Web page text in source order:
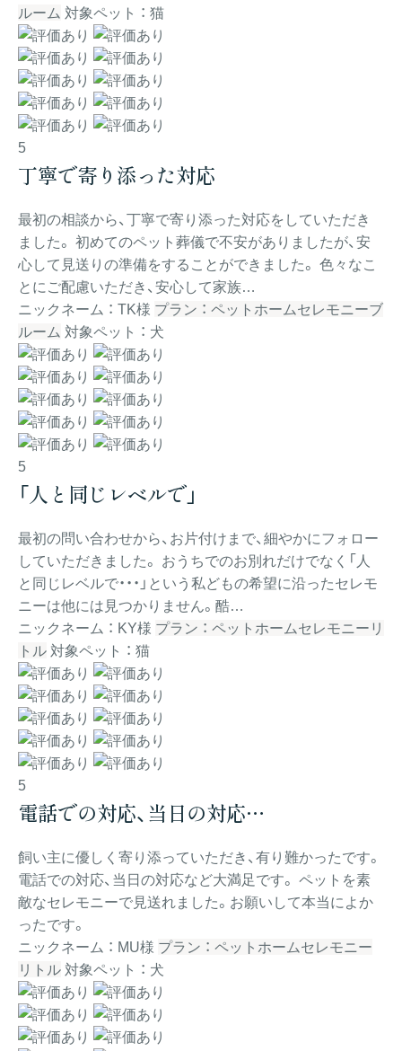
ルーム 対象ペット ： 猫
5
丁寧で寄り添った対応
最初の相談から、丁寧で寄り添った対応をしていただき
ました。 初めてのペット葬儀で不安がありましたが、安
心して見送りの準備をすることができました。 色々なこ
とにご配慮いただき、安心して家族…
ニックネーム ： TK様 プラン ： ペットホームセレモニーブ
ルーム 対象ペット ： 犬
5
「人と同じレベルで」
最初の問い合わせから、お片付けまで、細やかにフォロー
していただきました。 おうちでのお別れだけでなく「人
と同じレベルで・・・」という私どもの希望に沿ったセレモ
ニーは他には見つかりません。酷…
ニックネーム ： KY様 プラン ： ペットホームセレモニーリ
トル 対象ペット ： 猫
5
電話での対応、当日の対応…
飼い主に優しく寄り添っていただき、有り難かったです。
電話での対応、当日の対応など大満足です。 ペットを素
敵なセレモニーで見送れました。お願いして本当によか
ったです。
ニックネーム ： MU様 プラン ： ペットホームセレモニー
リトル 対象ペット ： 犬